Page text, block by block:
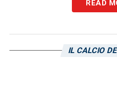
sarda in questa
dall’isola. Pare che
piaccia alBolognadi
READ
IL CALCIO